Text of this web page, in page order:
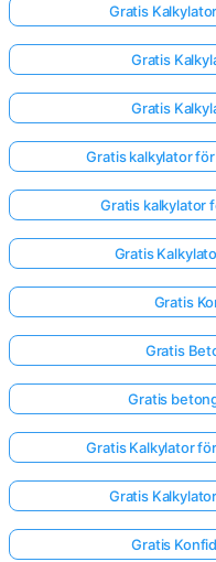
Gratis
Gratis
Gratis
Gratis kalkylator
Gratis kalkylator
Gratis
Gratis
Gratis
Gratis
Gratis Kalkylator
Gratis
Gratis